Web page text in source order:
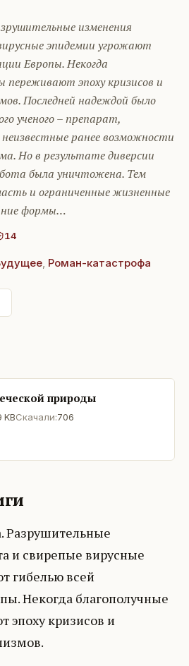
изменения
эпидемии угрожают
Европы. Некогда
переживают эпоху кризисов и
Последней надеждой было
ученого – препарат,
ранее возможности
Но в результате диверсии
была уничтожена. Тем
и ограниченные жизненные
формы…
14
, Роман-катастрофа
природы
KBСкачали:706
Разрушительные
и свирепые вирусные
гибелью всей
Некогда благополучные
эпоху кризисов и